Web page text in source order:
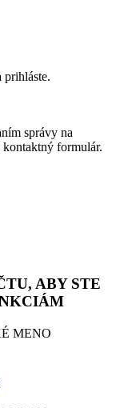
prihláste.
správy na
formulár.
ABY STE
MENO